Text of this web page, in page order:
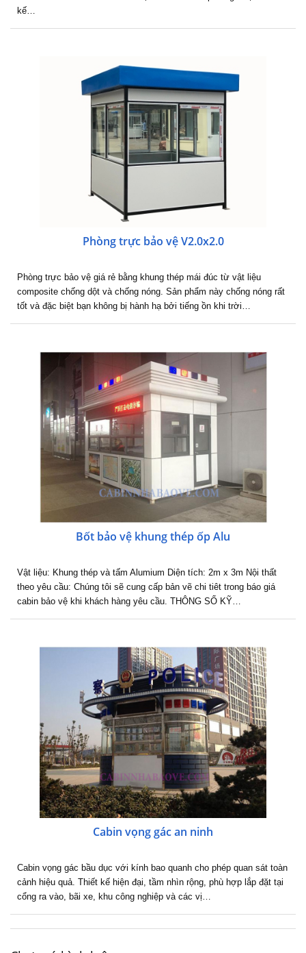
kế…
Phòng trực bảo vệ V2.0x2.0
Phòng trực bảo vệ giá rẻ bằng khung thép mái đúc từ vật liệu
composite chống dột và chống nóng. Sản phẩm này chống nóng rất
tốt và đặc biệt bạn không bị hành hạ bởi tiếng ồn khi trời…
Bốt bảo vệ khung thép ốp Alu
Vật liệu: Khung thép và tấm Alumium Diện tích: 2m x 3m Nội thất
theo yêu cầu: Chúng tôi sẽ cung cấp bản vẽ chi tiêt trong báo giá
cabin bảo vệ khi khách hàng yêu cầu. THÔNG SỐ KỸ…
Cabin vọng gác an ninh
Cabin vọng gác bầu dục với kính bao quanh cho phép quan sát toàn
cảnh hiệu quả. Thiết kế hiện đại, tầm nhìn rộng, phù hợp lắp đặt tại
cổng ra vào, bãi xe, khu công nghiệp và các vị…